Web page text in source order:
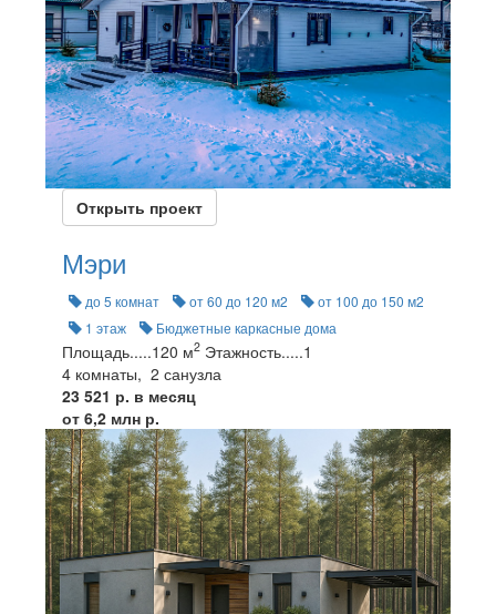
Открыть проект
Мэри
до 5 комнат от 60 до 120 м2
от 100 до 150 м2
1 этаж
Бюджетные каркасные дома
Площадь.....120 м2 Этажность.....1
4 комнаты, 2 санузла
23 521 р. в месяц
от 6,2 млн р.